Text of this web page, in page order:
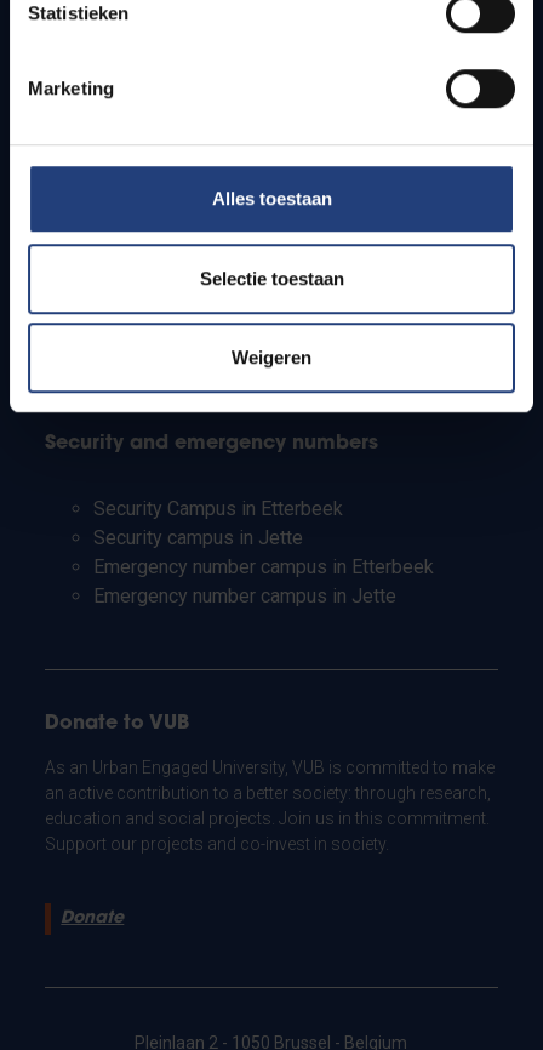
Statistieken
Marketing
Alles toestaan
Selectie toestaan
Weigeren
How to get to the VUB campuses
Students
PhD students
Teachers and secondary schools
Working students
Security and emergency numbers
Security Campus in Etterbeek
Security campus in Jette
Emergency number campus in Etterbeek
Emergency number campus in Jette
Donate to VUB
As an Urban Engaged University, VUB is committed to make
an active contribution to a better society: through research,
education and social projects. Join us in this commitment.
Support our projects and co-invest in society.
Donate
Pleinlaan 2 - 1050 Brussel - Belgium